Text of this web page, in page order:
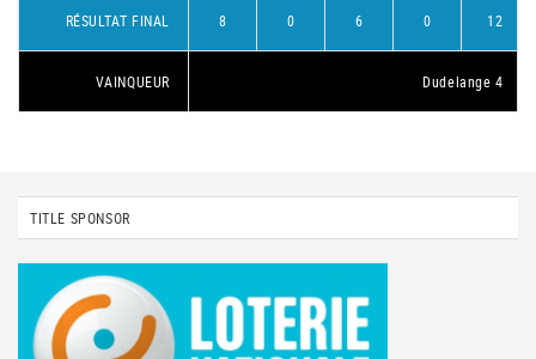
RÉSULTAT FINAL 8 0 6 0 12
VAINQUEUR Dudelange 4
TITLE SPONSOR